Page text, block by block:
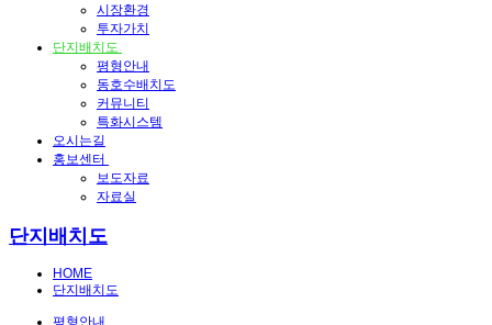
시장환경
투자가치
단지배치도
평형안내
동호수배치도
커뮤니티
특화시스템
오시는길
홍보센터
보도자료
자료실
단지배치도
HOME
단지배치도
평형안내